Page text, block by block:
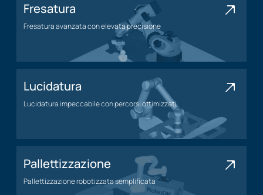
Fresatura
Fresatura avanzata con elevata precisione
Applicazione di fresatura
Lucidatura
Lucidatura impeccabile con percorsi ottimizzati
Applicazione della lucidatura
Pallettizzazione
Pallettizzazione robotizzata semplificata